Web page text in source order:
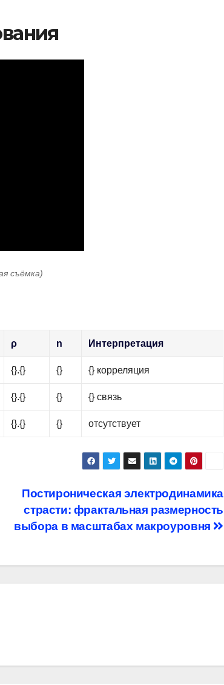
съёмка)
ρ n Интерпретация
{}.{} {} {} корреляция
{}.{} {} {} связь
{}.{} {} отсутствует
Постироническая электродинамика
страсти: фрактальная размерность
выбора в масштабах макроуровня